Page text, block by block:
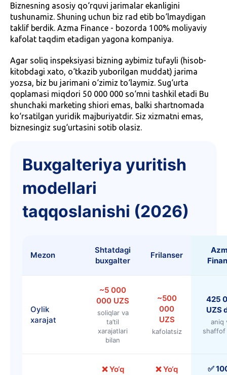
Biznesning asosiy qo‘rquvi jarimalar ekanligini
tushunamiz. Shuning uchun biz rad etib bo‘lmaydigan
taklif berdik. Azma Finance - bozorda 100% moliyaviy
kafolat taqdim etadigan yagona kompaniya.
Agar soliq inspeksiyasi bizning aybimiz tufayli (hisob-
kitobdagi xato, o‘tkazib yuborilgan muddat) jarima
yozsa, biz bu jarimani o‘zimiz to‘laymiz. Sug‘urta
qoplamasi miqdori 50 000 000 so‘mni tashkil etadi Bu
shunchaki marketing shiori emas, balki shartnomada
ko‘rsatilgan yuridik majburiyatdir. Siz xizmatni emas,
biznesingiz sug‘urtasini sotib olasiz.
Buxgalteriya yuritish
modellari
taqqoslanishi (2026)
Mezon
Shtatdagi
buxgalter
Frilanser
Oylik
xarajat
~5 000
000 UZS
soliqlar va
ta’til
xarajatlari
bilan
~500
000
UZS
kafolatsiz
425
UZS
aniq
shaffof
❌ Yo‘q ❌ Yo‘q
✅